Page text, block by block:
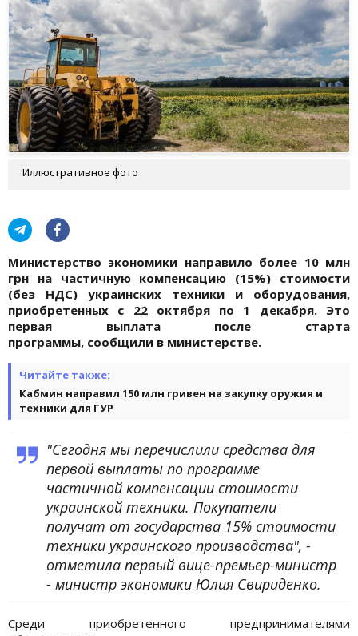
Иллюстративное фото
Министерство экономики направило более 10 млн
грн на частичную компенсацию (15%) стоимости
(без НДС) украинских техники и оборудования,
приобретенных с 22 октября по 1 декабря. Это
первая выплата после старта
программы, сообщили в министерстве.
Читайте также:
Кабмин направил 150 млн гривен на закупку оружия и
техники для ГУР
"Сегодня мы перечислили средства для
первой выплаты по программе
частичной компенсации стоимости
украинской техники. Покупатели
получат от государства 15% стоимости
техники украинского производства", -
отметила первый вице-премьер-министр
- министр экономики Юлия Свириденко.
Среди приобретенного предпринимателями